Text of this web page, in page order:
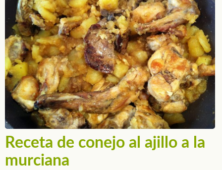
Receta de conejo al ajillo a la
murciana